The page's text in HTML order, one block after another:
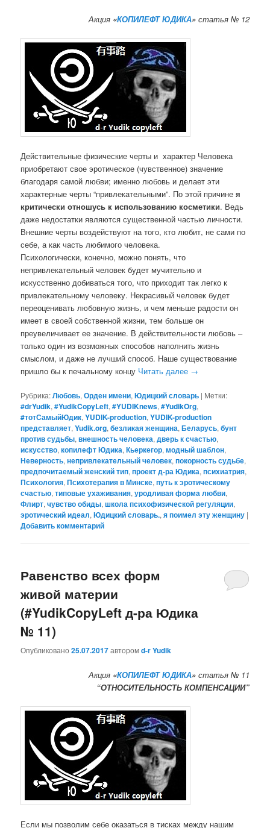
Акция «КОПИЛЕФТ ЮДИКА»статья № 12
Действительные физические черты и характер Человека
приобретают свое эротическое (чувственное) значение
благодаря самой любви; именно любовь и делает эти
характерные черты “привлекательными”. По этой причинея
критически отношусь к использованию косметики. Ведь
даже недостатки являются существенной частью личности.
Внешние черты воздействуют на того, кто любит, не сами по
себе, а как часть любимого человека.
Психологически, конечно, можно понять, что
непривлекательный человек будет мучительно и
искусственно добиваться того, что приходит так легко к
привлекательному человеку. Некрасивый человек будет
переоценивать любовную жизнь, и чем меньше радости он
имеет в своей собственной жизни, тем больше он
преувеличивает ее значение. В действительности любовь –
только один из возможных способов наполнить жизнь
смыслом, и даже не лучший способ. Наше существование
пришло бы к печальному концу Читать далее →
Рубрика:Любовь,Орден имени,Юдицкий словарь | Метки:
#‎drYudik,#YudikCopyLeft,#YUDIKnews,#YudikOrg,
#тотСамыйЮдик,YUDIK-production,YUDIK-production
представляет,Yudik.org,безликая женщина,Беларусь,бунт
против судьбы,внешность человека,дверь к счастью,
искусство,копилефт Юдика,Кьеркегор,модный шаблон,
Неверность,непривлекательный человек,покорность судьбе,
предпочитаемый женский тип,проект д-ра Юдика,психиатрия,
Психология,Психотерапия в Минске,путь к эротическому
счастью,типовые ухаживания,уродливая форма любви,
Флирт,чувство обиды,школа психофизической регуляции,
эротический идеал,Юдицкий словарь.,я поимел эту женщину |
Добавить комментарий
Равенство всех форм
живой материи
(#YudikCopyLeft д-ра Юдика
№ 11)
Опубликовано25.07.2017авторомd-r Yudik
Акция «КОПИЛЕФТ ЮДИКА»статья № 11
“ОТНОСИТЕЛЬНОСТЬ КОМПЕНСАЦИИ”
Если мы позволим себе оказаться в тисках между нашим